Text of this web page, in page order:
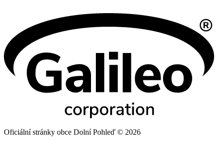
Oficiální stránky obce Dolní Pohleď © 2026